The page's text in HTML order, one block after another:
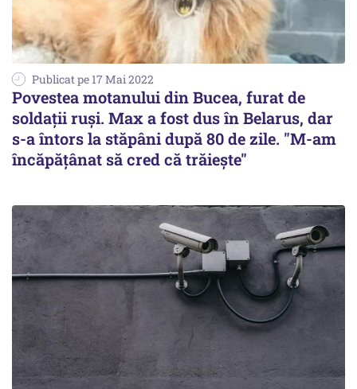
Publicat pe 17 Mai 2022
Povestea motanului din Bucea, furat de
soldații ruși. Max a fost dus în Belarus, dar
s-a întors la stăpâni după 80 de zile. "M-am
încăpățânat să cred că trăiește"